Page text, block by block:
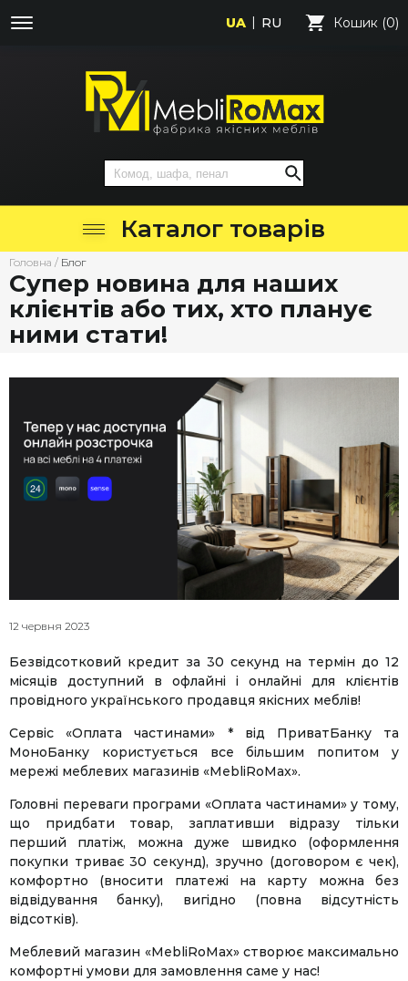
UA RU Кошик (0)
Каталог товарів
Головна / Блог
Супер новина для наших
клієнтів або тих, хто планує
ними стати!
12 червня 2023
Безвідсотковий кредит за 30 секунд на термін до 12
місяців доступний в офлайні і онлайні для клієнтів
провідного українського продавця якісних меблів!
Сервіс «Оплата частинами» * від ПриватБанку та
МоноБанку користується все більшим попитом у
мережі меблевих магазинів «MebliRoMax».
Головні переваги програми «Оплата частинами» у тому,
що придбати товар, заплативши відразу тільки
перший платіж, можна дуже швидко (оформлення
покупки триває 30 секунд), зручно (договором є чек),
комфортно (вносити платежі на карту можна без
відвідування банку), вигідно (повна відсутність
відсотків).
Меблевий магазин «MebliRoMax» створює максимально
комфортні умови для замовлення саме у нас!